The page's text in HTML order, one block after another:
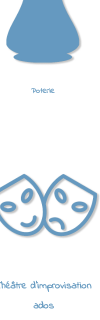
Poterie
d'improvisation
ados